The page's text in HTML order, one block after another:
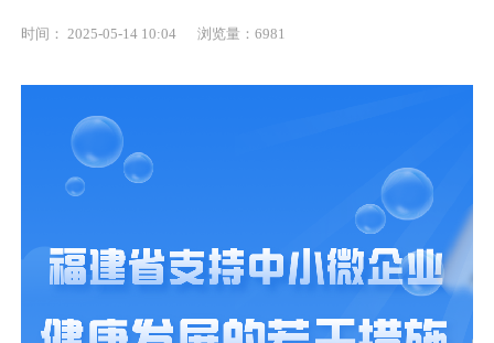
时间： 2025-05-14 10:04 浏览量：6981